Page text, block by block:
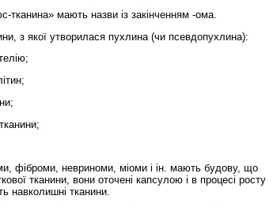
тканина» мають назви із закінченням -ома.
з якої утворилася пухлина (чи псевдопухлина):
фіброми, невриноми, міоми і ін. мають будову, що
тканини, вони оточені капсулою і в процесі росту
навколишні тканини.